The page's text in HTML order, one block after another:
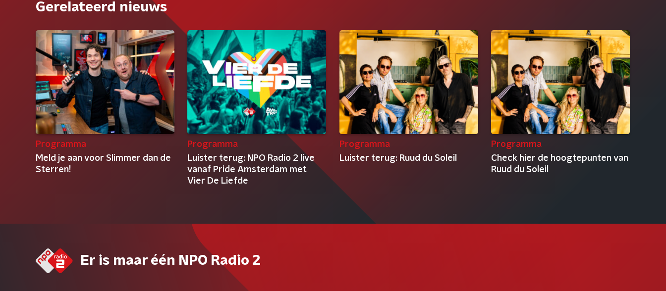
Gerelateerd nieuws
Programma
Meld je aan voor Slimmer dan de
Sterren!
Programma
Luister terug: NPO Radio 2 live
vanaf Pride Amsterdam met
Vier De Liefde
Programma
Luister terug: Ruud du Soleil
Programma
Check hier de hoogtepunten van
Ruud du Soleil
Er is maar één NPO Radio 2